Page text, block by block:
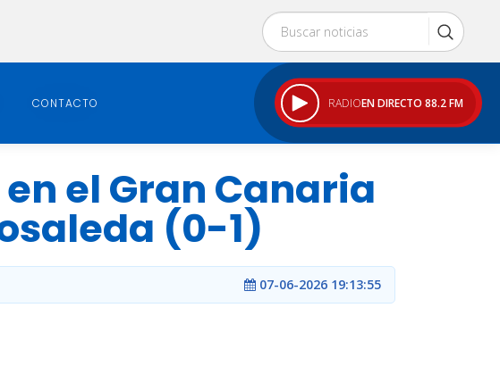
RADIOEN DIRECTO 88.2 FM
CONTACTO
el Gran Canaria
(0-1)
07-06-2026 19:13:55